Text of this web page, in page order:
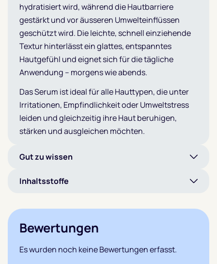
hydratisiert wird, während die Hautbarriere
gestärkt und vor äusseren Umwelteinflüssen
geschützt wird. Die leichte, schnell einziehende
Textur hinterlässt ein glattes, entspanntes
Hautgefühl und eignet sich für die tägliche
Anwendung – morgens wie abends.
Das Serum ist ideal für alle Hauttypen, die unter
Irritationen, Empfindlichkeit oder Umweltstress
leiden und gleichzeitig ihre Haut beruhigen,
stärken und ausgleichen möchten.
Gut zu wissen
Inhaltsstoffe
Bewertungen
Es wurden noch keine Bewertungen erfasst.